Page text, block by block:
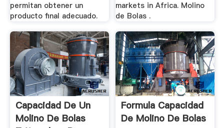
permitan obtener un
producto final adecuado.
markets in Africa. Molino
de Bolas .
Capacidad De Un
Molino De Bolas
Formula Capacidad
De Molino De Bolas